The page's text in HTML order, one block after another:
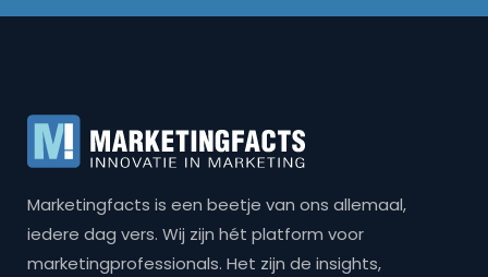
Marketingfacts is een beetje van ons allemaal,
iedere dag vers. Wij zijn hét platform voor
marketingprofessionals. Het zijn de insights,